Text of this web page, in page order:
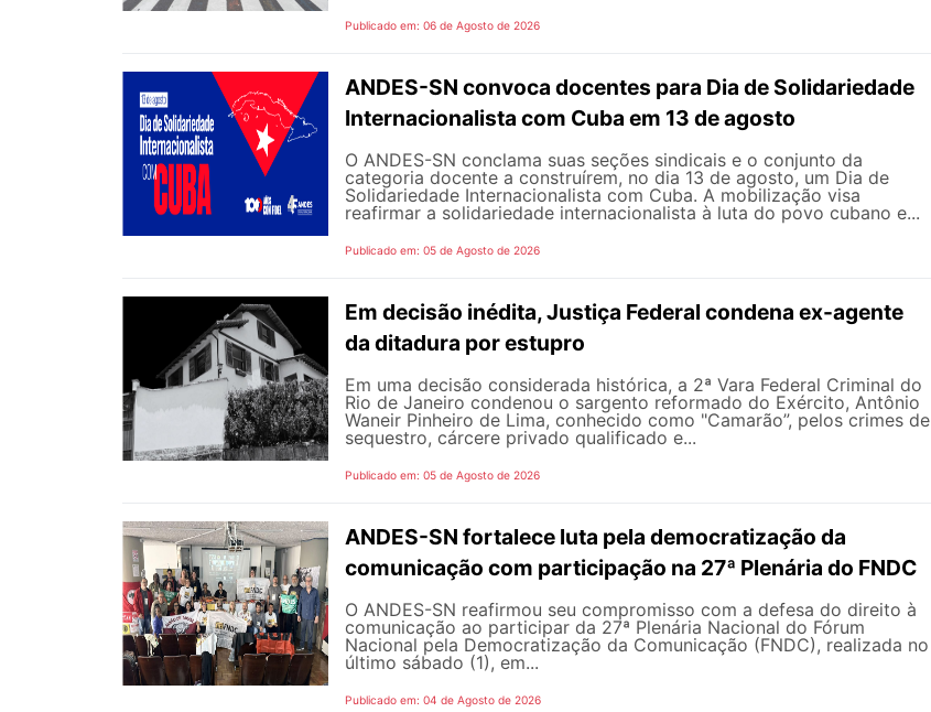
Publicado em: 06 de Agosto de 2026
ANDES-SN convoca docentes para Dia de Solidariedade
Internacionalista com Cuba em 13 de agosto
O ANDES-SN conclama suas seções sindicais e o conjunto da
categoria docente a construírem, no dia 13 de agosto, um Dia de
Solidariedade Internacionalista com Cuba. A mobilização visa
reafirmar a solidariedade internacionalista à luta do povo cubano e...
Publicado em: 05 de Agosto de 2026
Em decisão inédita, Justiça Federal condena ex-agente
da ditadura por estupro
Em uma decisão considerada histórica, a 2ª Vara Federal Criminal do
Rio de Janeiro condenou o sargento reformado do Exército, Antônio
Waneir Pinheiro de Lima, conhecido como "Camarão”, pelos crimes de
sequestro, cárcere privado qualificado e...
Publicado em: 05 de Agosto de 2026
ANDES-SN fortalece luta pela democratização da
comunicação com participação na 27ª Plenária do FNDC
O ANDES-SN reafirmou seu compromisso com a defesa do direito à
comunicação ao participar da 27ª Plenária Nacional do Fórum
Nacional pela Democratização da Comunicação (FNDC), realizada no
último sábado (1), em...
Publicado em: 04 de Agosto de 2026